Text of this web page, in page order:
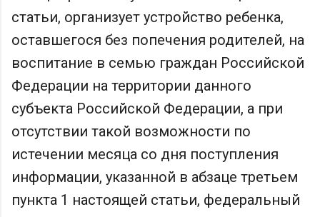
статьи, организует устройство ребенка,
оставшегося без попечения родителей, на
воспитание в семью граждан Российской
Федерации на территории данного
субъекта Российской Федерации, а при
отсутствии такой возможности по
истечении месяца со дня поступления
информации, указанной в абзаце третьем
пункта 1 настоящей статьи, федеральный